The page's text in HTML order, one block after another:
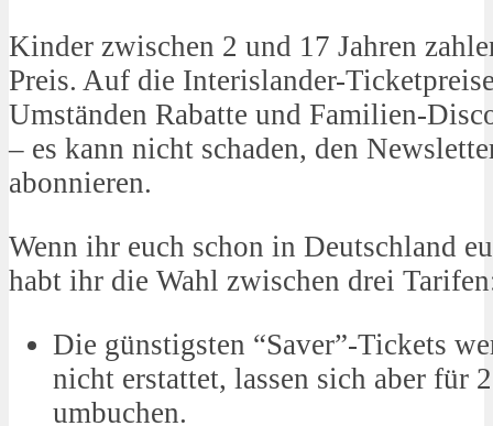
Kinder zwischen 2 und 17 Jahren
Preis. Auf die Interislander-
Umständen Rabatte und Familien-
– es kann nicht schaden, den
abonnieren.
Wenn ihr euch schon in Deutschland
habt ihr die Wahl zwischen drei
Die günstigsten “Saver”-Tickets
nicht erstattet, lassen sich aber für
umbuchen.